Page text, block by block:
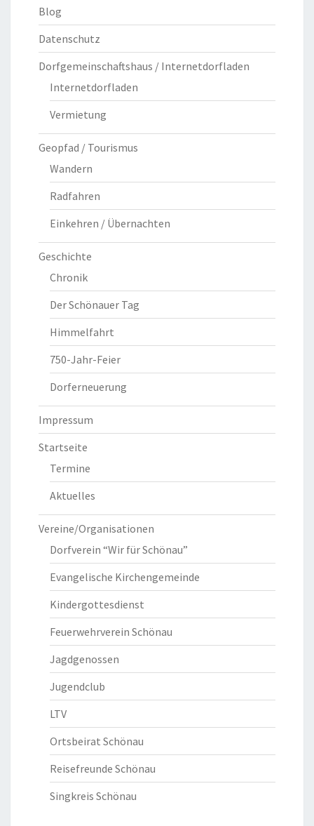
Blog
Datenschutz
Dorfgemeinschaftshaus / Internetdorfladen
Internetdorfladen
Vermietung
Geopfad / Tourismus
Wandern
Radfahren
Einkehren / Übernachten
Geschichte
Chronik
Der Schönauer Tag
Himmelfahrt
750-Jahr-Feier
Dorferneuerung
Impressum
Startseite
Termine
Aktuelles
Vereine/Organisationen
Dorfverein “Wir für Schönau”
Evangelische Kirchengemeinde
Kindergottesdienst
Feuerwehrverein Schönau
Jagdgenossen
Jugendclub
LTV
Ortsbeirat Schönau
Reisefreunde Schönau
Singkreis Schönau